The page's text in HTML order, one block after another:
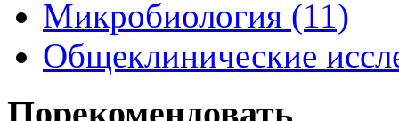
Микробиология (11)
Общеклинические